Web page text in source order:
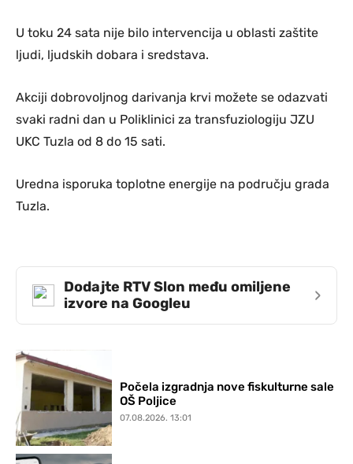
U toku 24 sata nije bilo intervencija u oblasti zaštite
ljudi, ljudskih dobara i sredstava.
Akciji dobrovoljnog darivanja krvi možete se odazvati
svaki radni dan u Poliklinici za transfuziologiju JZU
UKC Tuzla od 8 do 15 sati.
Uredna isporuka toplotne energije na području grada
Tuzla.
Dodajte RTV Slon među omiljene
izvore na Googleu
›
Počela izgradnja nove fiskulturne sale
OŠ Poljice
07.08.2026. 13:01